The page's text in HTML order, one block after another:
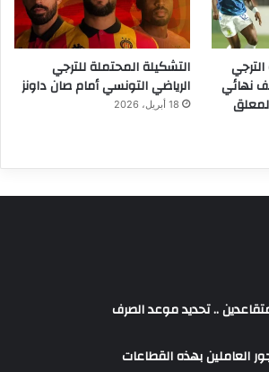
الترجي
نهائي
التشكيلة المحتملة للترجي
الرياضي التونسي أمام صان داونز
18 أبريل، 2026
.. تحديد موعد الصرف
العاملين بهذه القطاعات